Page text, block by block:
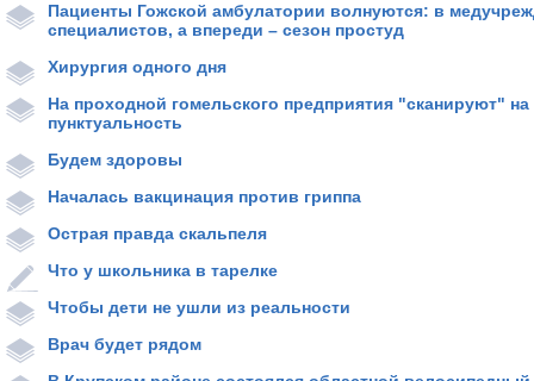
Пациенты Гожской амбулатории волнуются: в
специалистов, а впереди – сезон простуд
Хирургия одного дня
На проходной гомельского предприятия "сканируют" на
пунктуальность
Будем здоровы
Началась вакцинация против гриппа
Острая правда скальпеля
Что у школьника в тарелке
Чтобы дети не ушли из реальности
Врач будет рядом